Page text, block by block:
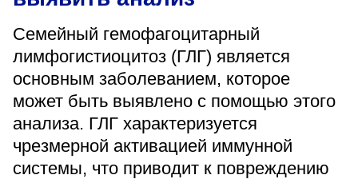
Семейный гемофагоцитарный
лимфогистиоцитоз (ГЛГ) является
основным заболеванием, которое
может быть выявлено с помощью этого
анализа. ГЛГ характеризуется
чрезмерной активацией иммунной
системы, что приводит к повреждению